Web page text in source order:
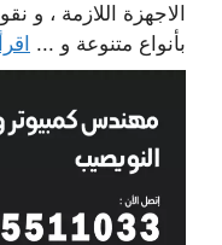
الاجهزة اللازمة ، و
بأنواع متنوعة و ...